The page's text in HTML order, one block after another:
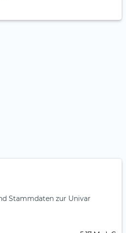
Stammdaten zur Univar